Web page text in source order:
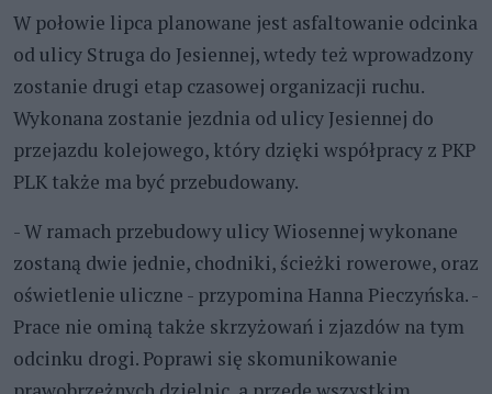
W połowie lipca planowane jest asfaltowanie odcinka
od ulicy Struga do Jesiennej, wtedy też wprowadzony
zostanie drugi etap czasowej organizacji ruchu.
Wykonana zostanie jezdnia od ulicy Jesiennej do
przejazdu kolejowego, który dzięki współpracy z PKP
PLK także ma być przebudowany.
-W ramach przebudowy ulicy Wiosennej wykonane
zostaną dwie jednie, chodniki, ścieżki rowerowe, oraz
oświetlenie uliczne - przypomina Hanna Pieczyńska. -
Prace nie ominą także skrzyżowań i zjazdów na tym
odcinku drogi. Poprawi się skomunikowanie